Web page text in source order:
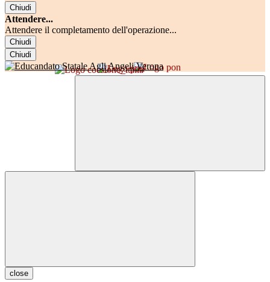
Chiudi
Attendere...
Attendere il completamento dell'operazione...
Chiudi
Chiudi
close